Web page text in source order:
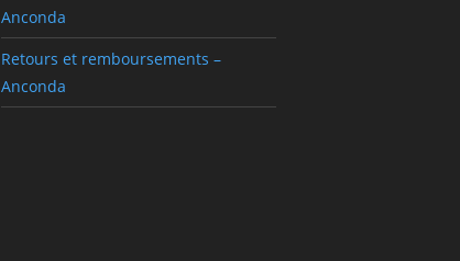
Anconda
Retours et remboursements –
Anconda